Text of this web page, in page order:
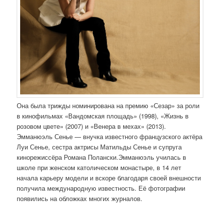
Она была трижды номинирована на премию «Сезар» за роли
в кинофильмах «Вандомская площадь» (1998), «Жизнь в
розовом цвете» (2007) и «Венера в мехах» (2013).
Эмманюэль Сенье — внучка известного французского актёра
Луи Сенье, сестра актрисы Матильды Сенье и супруга
кинорежиссёра Романа Полански.Эмманюэль училась в
школе при женском католическом монастыре, в 14 лет
начала карьеру модели и вскоре благодаря своей внешности
получила международную известность. Её фотографии
появились на обложках многих журналов.